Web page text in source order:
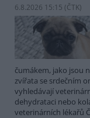
6.8.2026 15:15 (ČTK)
čumákem, jako jsou
zvířata se srdečním
vyhledávají
dehydrataci nebo
veterinárních lékařů